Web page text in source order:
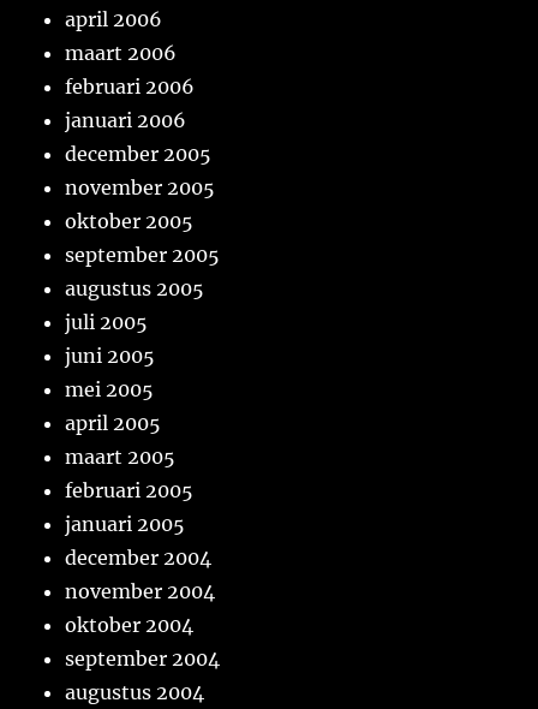
april 2006
maart 2006
februari 2006
januari 2006
december 2005
november 2005
oktober 2005
september 2005
augustus 2005
juli 2005
juni 2005
mei 2005
april 2005
maart 2005
februari 2005
januari 2005
december 2004
november 2004
oktober 2004
september 2004
augustus 2004